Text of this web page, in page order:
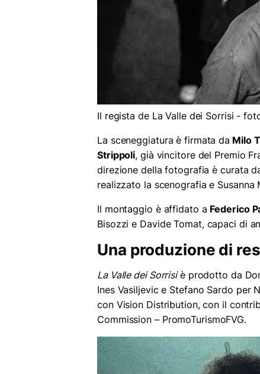
Il regista de La Valle dei Sorrisi -
La sceneggiatura è firmata da Milo
Strippoli, già vincitore del Premio
direzione della fotografia è curata
realizzato la scenografia e Susanna
Il montaggio è affidato a Federico
Bisozzi e Davide Tomat, capaci di
Una produzione di
La Valle dei Sorrisiè prodotto da
Ines Vasiljevic e Stefano Sardo per
con Vision Distribution, con il
Commission – PromoTurismoFVG.